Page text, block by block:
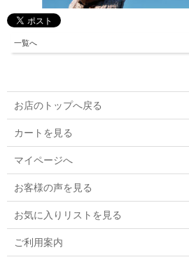
一覧へ
お店のトップへ戻る
カートを見る
マイページへ
お客様の声を見る
お気に入りリストを見る
ご利用案内